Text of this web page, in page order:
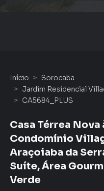
Início
Sorocaba
Jardim Residencial
CA5684_PLUS
Casa Térrea Nova
Condomínio
Araçoiaba da
Suíte, Área
Verde